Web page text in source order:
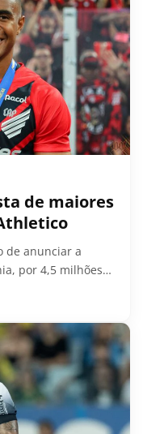
de maiores
de anunciar a
por 4,5 milhões